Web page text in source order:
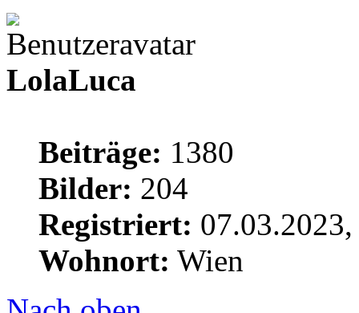
LolaLuca
Beiträge: 1380
Bilder: 204
Registriert:
Wohnort: Wien